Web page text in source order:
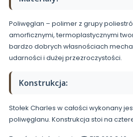
Poliwęglan – polimer z grupy
amorficznymi, termoplastycznymi
bardzo dobrych własnościach
udarności i dużej przezroczystości.
Konstrukcja:
Stołek Charles w całości wykonany
poliwęglanu. Konstrukcja stoi na